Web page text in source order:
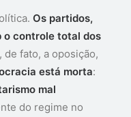
Os partidos,
o controle total dos
de fato, a oposição,
está morta:
mal
do regime no